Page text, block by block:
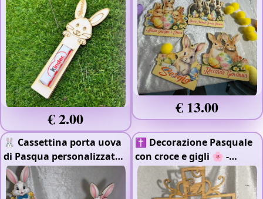
€ 2.00
€ 13.00
🐰 Cassettina porta uova
di Pasqua personalizzata
🥚- Stampa Raggi UV
Colorato
✝️ Decorazione Pasquale
con croce e gigli 🌸 -
Stampa Raggi UV